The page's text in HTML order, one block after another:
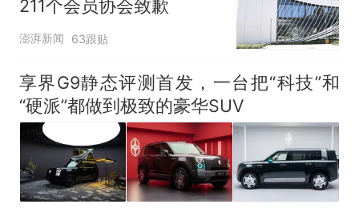
211个会员协会致歉
澎湃新闻 63跟贴
享界G9静态评测首发，一台把“科技”和
“硬派”都做到极致的豪华SUV